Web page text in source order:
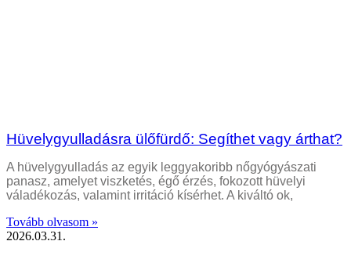
Hüvelygyulladásra ülőfürdő: Segíthet vagy árthat?
A hüvelygyulladás az egyik leggyakoribb nőgyógyászati
panasz, amelyet viszketés, égő érzés, fokozott hüvelyi
váladékozás, valamint irritáció kísérhet. A kiváltó ok,
Tovább olvasom »
2026.03.31.